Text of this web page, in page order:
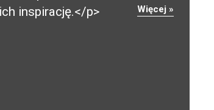
inspirację.</p>
Więcej »